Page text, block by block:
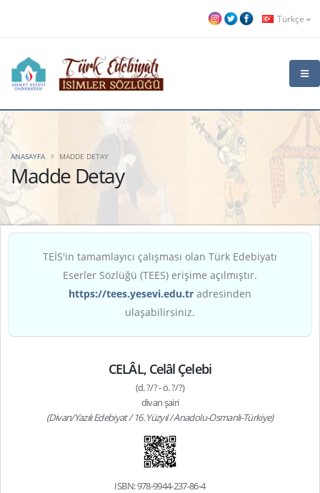
Türkçe
Madde Detay
ANASAYFA MADDE DETAY
TEİS'in tamamlayıcı çalışması olan Türk Edebiyatı
Eserler Sözlüğü (TEES) erişime açılmıştır.
https://tees.yesevi.edu.tr adresinden
ulaşabilirsiniz.
CELÂL, Celâl Çelebi
(d. ?/? - ö. ?/?)
divan şairi
(Divan/Yazılı Edebiyat / 16. Yüzyıl / Anadolu-Osmanlı-Türkiye)
ISBN: 978-9944-237-86-4